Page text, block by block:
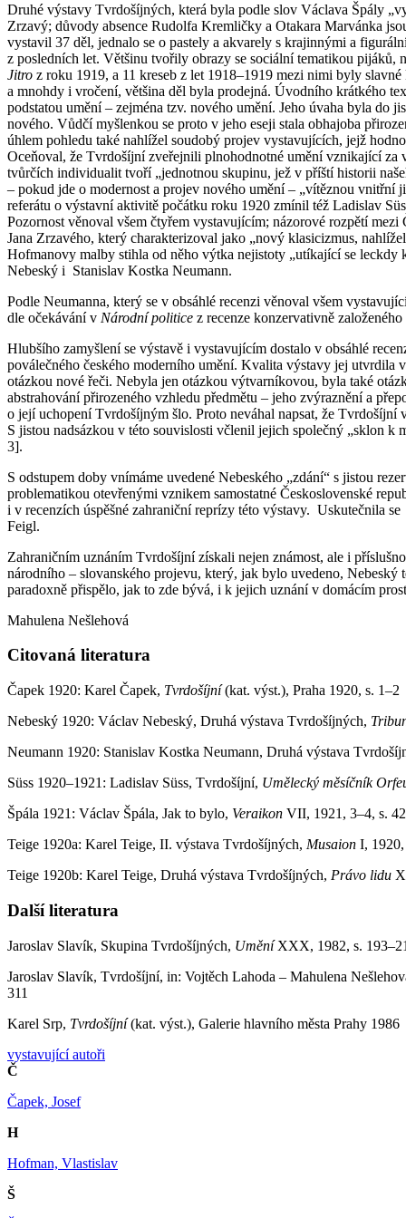
Druhé výstavy Tvrdošíjných, která byla podle slov Václava Špály
Zrzavý; důvody absence Rudolfa Kremličky a Otakara Marvánka
vystavil 37 děl, jednalo se o pastely a akvarely s krajinnými a
z posledních let. Většinu tvořily obrazy se sociální tematikou
Jitro z roku 1919, a 11 kreseb z let 1918–1919 mezi nimi byly
a mnohdy i vročení, většina děl byla prodejná. Úvodního krátkého
podstatou umění – zejména tzv. nového umění. Jeho úvaha byla do
nového. Vůdčí myšlenkou se proto v jeho eseji stala obhajoba
úhlem pohledu také nahlížel soudobý projev vystavujících, jejž
Oceňoval, že Tvrdošíjní zveřejnili plnohodnotné umění vznikající za
tvůrčích individualit tvoří „jednotnou skupinu, jež v příští historii
– pokud jde o modernost a projev nového umění – „vítěznou vnitřní
referátu o výstavní aktivitě počátku roku 1920 zmínil též Ladislav
Pozornost věnoval všem čtyřem vystavujícím; názorové rozpětí
Jana Zrzavého, který charakterizoval jako „nový klasicizmus,
Hofmanovy malby stihla od něho výtka nejistoty „utíkající se
Nebeský i Stanislav Kostka Neumann.
Podle Neumanna, který se v obsáhlé recenzi věnoval všem
dle očekávání v Národní politice z recenze konzervativně
Hlubšího zamyšlení se výstavě i vystavujícím dostalo v obsáhlé
poválečného českého moderního umění. Kvalita výstavy jej utvrdila
otázkou nové řeči. Nebyla jen otázkou výtvarníkovou, byla také
abstrahování přirozeného vzhledu předmětu – jeho zvýraznění a
o její uchopení Tvrdošíjným šlo. Proto neváhal napsat, že Tvrdošíjní
S jistou nadsázkou v této souvislosti včlenil jejich společný „sklon k
3].
S odstupem doby vnímáme uvedené Nebeského „zdání“ s jistou
problematikou otevřenými vznikem samostatné Československé
i v recenzích úspěšné zahraniční reprízy této výstavy. Uskutečnila
Feigl.
Zahraničním uznáním Tvrdošíjní získali nejen známost, ale i
národního – slovanského projevu, který, jak bylo uvedeno,
paradoxně přispělo, jak to zde bývá, i k jejich uznání v domácím
Mahulena Nešlehová
Citovaná literatura
Čapek 1920: Karel Čapek, Tvrdošíjní(kat. výst.), Praha 1920, s. 1–2
Nebeský 1920: Václav Nebeský, Druhá výstava Tvrdošíjných,
Neumann 1920: Stanislav Kostka Neumann, Druhá výstava
Süss 1920–1921: Ladislav Süss, Tvrdošíjní, Umělecký měsíčník
Špála 1921: Václav Špála, Jak to bylo, Veraikon VII, 1921, 3–4, s. 42
Teige 1920a: Karel Teige, II. výstava Tvrdošíjných, Musaion I,
Teige 1920b: Karel Teige, Druhá výstava Tvrdošíjných, Právo lidu
Další literatura
Jaroslav Slavík, Skupina Tvrdošíjných, UměníXXX, 1982, s.
Jaroslav Slavík, Tvrdošíjní, in: Vojtěch Lahoda – Mahulena
311
Karel Srp, Tvrdošíjní(kat. výst.), Galerie hlavního města Prahy 1986
vystavující autoři
Č
Čapek, Josef
H
Hofman, Vlastislav
Š